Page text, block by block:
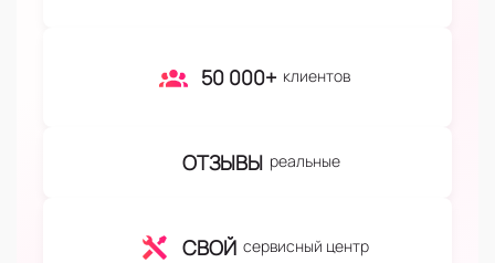
50 000+ клиентов
ОТЗЫВЫ реальные
СВОЙ сервисный центр